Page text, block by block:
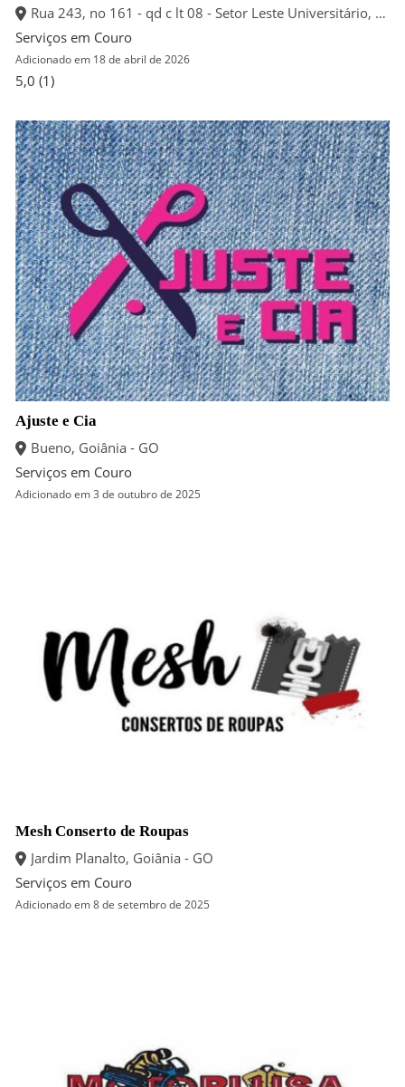
Rua 243, no 161 - qd c lt 08 - Setor Leste Universitário, Goiânia - Goiás
Serviços em Couro
Adicionado em 18 de abril de 2026
5,0 (1)
Ajuste e Cia
Bueno, Goiânia - GO
Serviços em Couro
Adicionado em 3 de outubro de 2025
Mesh Conserto de Roupas
Jardim Planalto, Goiânia - GO
Serviços em Couro
Adicionado em 8 de setembro de 2025